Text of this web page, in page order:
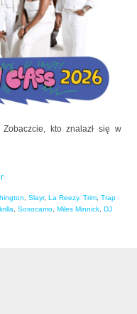
Zobaczcie, kto znalazł się w
Slayr, La Reezy. Trim Trap
Sosocamo Miles Minnick DJ